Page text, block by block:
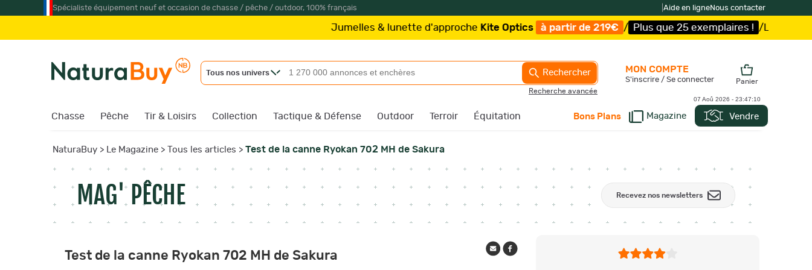
Spécialiste équipement neuf et occasion de chasse / pêche / outdoor, 100% français Aide en ligneNous contacter
Jumelles & lunette d'approcheKite Optics à partir de 219€ / Plus que 25 exemplaires ! / Livraison offerte et
Tous nos univers Rechercher
Recherche avancée
Chasse Pêche Tir & Loisirs Collection Tactique & Défense Outdoor Terroir Équitation Bons Plans Magazine Vendre
MON COMPTE
S'inscrire / Se connecter Panier
07 Aoû 2026 -23:47:11
NaturaBuy > Le Magazine > Tous les articles > Test de la canne Ryokan 702 MH de Sakura
MAG' PÊCHE Recevez nos newsletters
Test de la canne Ryokan 702 MH de Sakura